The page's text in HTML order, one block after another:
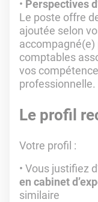
Perspectives
Le poste offre
ajoutée selon
accompagné(e)
comptables
vos
professionnelle.
Le profil
Votre profil :
Vous justifiez
en cabinet
similaire